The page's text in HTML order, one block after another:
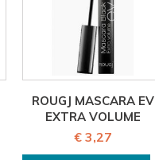
ROUGJ MASCARA EV
EXTRA VOLUME
€ 3,27